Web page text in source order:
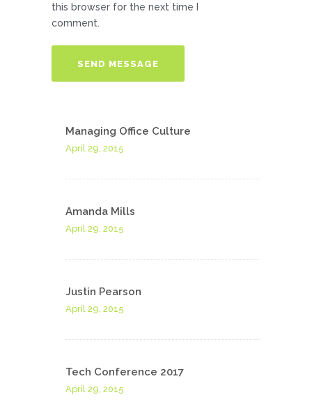
this browser for the next time I
comment.
Managing Office Culture
April 29, 2015
Amanda Mills
April 29, 2015
Justin Pearson
April 29, 2015
Tech Conference 2017
April 29, 2015